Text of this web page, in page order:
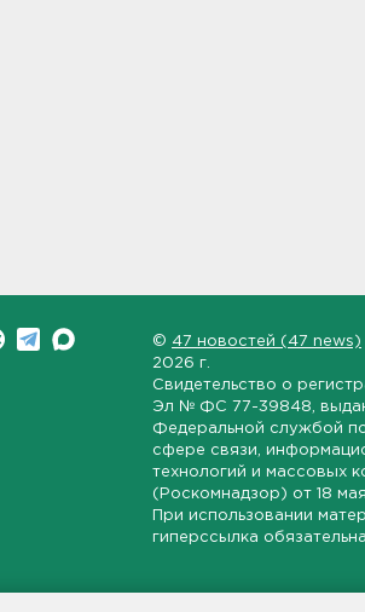
© 47 новостей (47 news)
2026 г.
Свидетельство о
Эл № ФС 77-39848 ,
Федеральной службой
сфере связи,
технологий и массовых
(Роскомнадзор) от 18
При использовании
гиперссылка обязательна.